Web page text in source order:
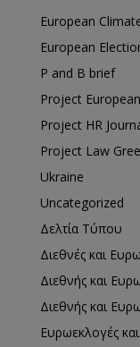
European
European
P and B brief
Project
Project HR
Project Law
Ukraine
Uncategorized
Δελτία Τύπου
Διεθνές και
Διεθνής και
Διεθνής και
Ευρωεκλογές